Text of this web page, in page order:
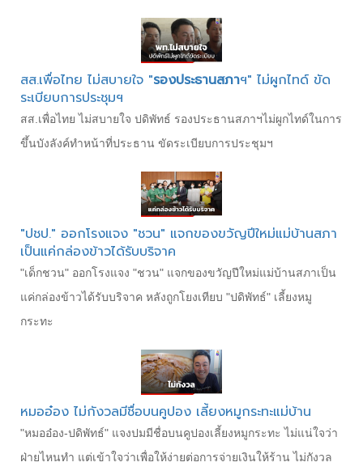
สส.เพื่อไทย ไม่สบายใจ "รองประธานสภาฯ" ไม่ผูกไทด์ ขัด
ระเบียบการประชุมฯ
สส.เพื่อไทย ไม่สบายใจ ปดิพัทธ์ รองประธานสภาฯไม่ผูกไทด์ในการ
ขึ้นบังลังค์ทำหน้าที่ประธาน ขัดระเบียบการประชุมฯ
"ปชป." ออกโรงแจง "ชวน" แจกของขวัญปีใหม่แม่บ้านสภา
เป็นแค่กล่องข้าวได้รับบริจาค
"เด็กชวน" ออกโรงแจง "ชวน" แจกของขวัญปีใหม่แม่บ้านสภาเป็น
แค่กล่องข้าวได้รับบริจาค หลังถูกโยงเทียบ "ปดิพัทธ์" เลี้ยงหมู
กระทะ
หมออ๋อง ไม่กังวลมีชื่อบนคูปอง เลี้ยงหมูกระทะแม่บ้าน
"หมออ๋อง-ปดิพัทธ์" แจงปมมีชื่อบนคูปองเลี้ยงหมูกระทะ ไม่แน่ใจว่า
ฝ่ายไหนทำ แต่เข้าใจว่าเพื่อให้ง่ายต่อการจ่ายเงินให้ร้าน ไม่กังวล